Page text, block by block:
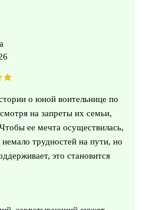
о юной воительнице по
на запреты их семьи,
ее мечта осуществилась,
трудностей на пути, но
это становится